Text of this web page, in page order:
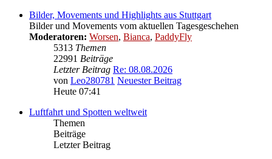
Bilder, Movements und Highlights aus Stuttgart
Bilder und Movements vom aktuellen Tagesgeschehen
Moderatoren: Worsen, Bianca, PaddyFly
5313 Themen
22991 Beiträge
Letzter Beitrag Re: 08.08.2026
von Leo280781 Neuester Beitrag
Heute 07:41
Luftfahrt und Spotten weltweit
Themen
Beiträge
Letzter Beitrag